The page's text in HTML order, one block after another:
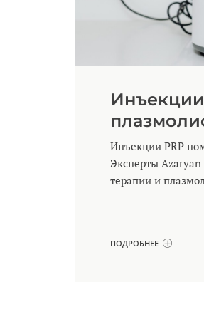
Инъекции PRP
Эксперты
терапии и
ПОДРОБНЕЕ